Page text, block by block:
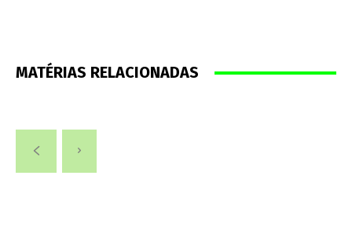
MATÉRIAS RELACIONADAS